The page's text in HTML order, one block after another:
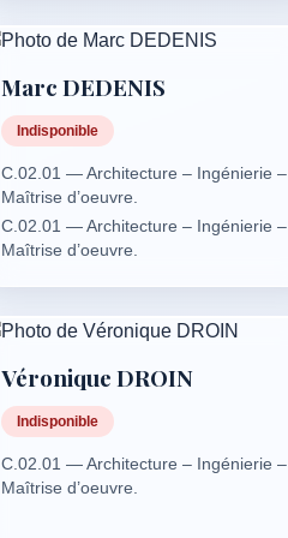
Marc DEDENIS
Indisponible
C.02.01 — Architecture – Ingénierie –
Maîtrise d’oeuvre.
C.02.01 — Architecture – Ingénierie –
Maîtrise d’oeuvre.
Véronique DROIN
Indisponible
C.02.01 — Architecture – Ingénierie –
Maîtrise d’oeuvre.